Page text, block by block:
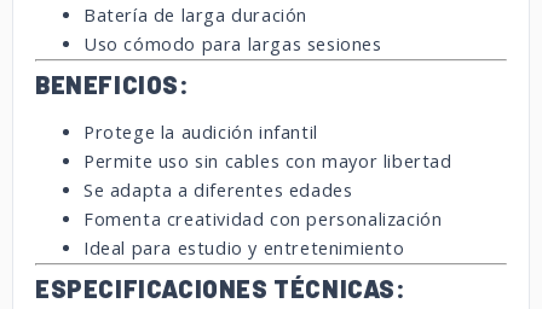
Batería de larga duración
Uso cómodo para largas sesiones
BENEFICIOS:
Protege la audición infantil
Permite uso sin cables con mayor libertad
Se adapta a diferentes edades
Fomenta creatividad con personalización
Ideal para estudio y entretenimiento
ESPECIFICACIONES TÉCNICAS: